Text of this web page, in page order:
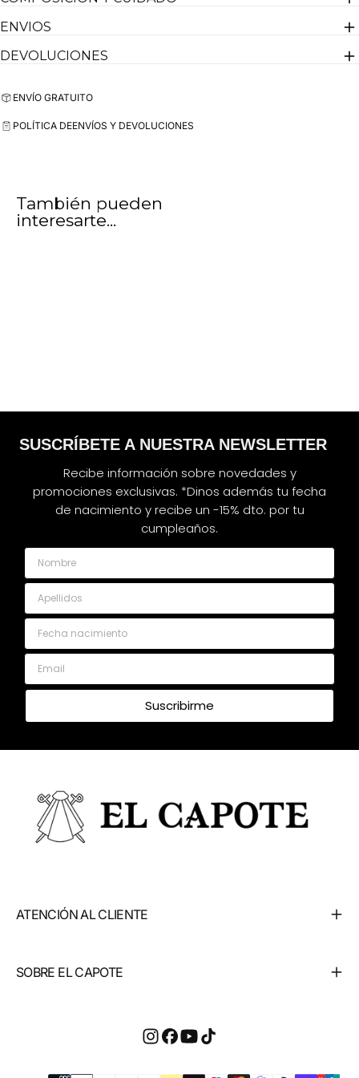
ENVIOS
DEVOLUCIONES
ENVÍO GRATUITO
POLÍTICA DEENVÍOS Y DEVOLUCIONES
También pueden
interesarte...
SUSCRÍBETE A NUESTRA NEWSLETTER
Recibe información sobre novedades y
promociones exclusivas. *Dinos además tu fecha
de nacimiento y recibe un -15% dto. por tu
cumpleaños.
Nombre
Apellidos
Fecha nacimiento
Email
Suscribirme
ATENCIÓN AL CLIENTE
SOBRE EL CAPOTE